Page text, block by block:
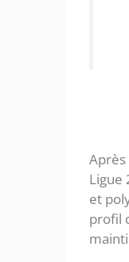
Après
Ligue
et
profil